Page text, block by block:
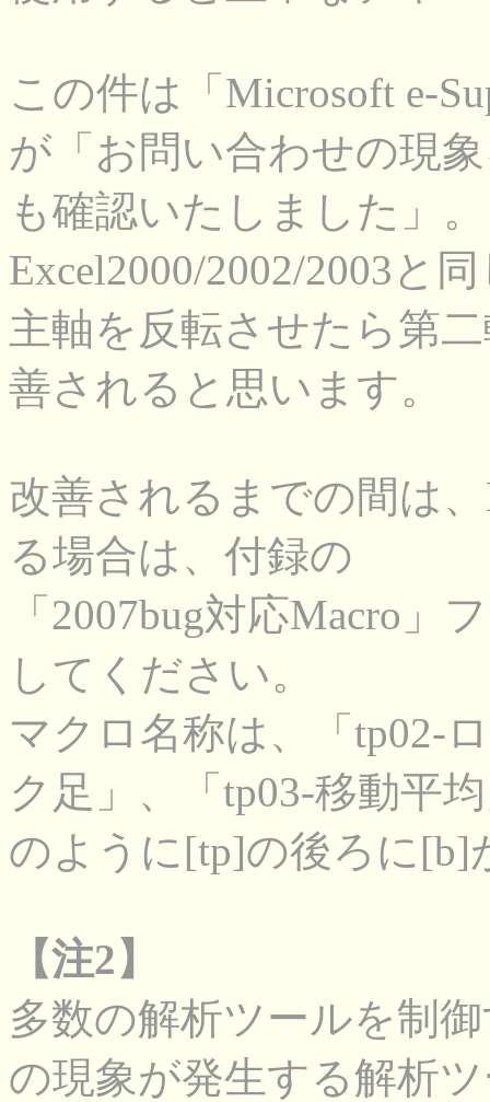
この件は「Microsoft e-
が「お問い合わせの現
も確認いたしました」
Excel2000/2002/2003と
主軸を反転させたら第
善されると思います。
改善されるまでの間は
る場合は、付録の
「2007bug対応Macro
してください。
マクロ名称は、「tp02-
ク足」、「tp03-移動平
のように[tp]の後ろに[b]
【注2】
多数の解析ツールを制
の現象が発生する解析